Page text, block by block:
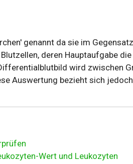
genannt da sie im
deren Hauptaufgabe die
wird zwischen
Auswertung bezieht sich
Wert und Leukozyten